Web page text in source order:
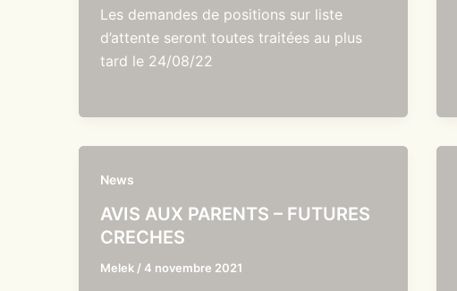
Les demandes de positions sur liste
d’attente seront toutes traitées au plus
tard le 24/08/22
News
AVIS AUX PARENTS – FUTURES
CRECHES
Melek /4 novembre 2021